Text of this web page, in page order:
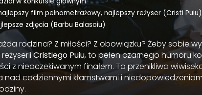
film pełnometrażowy, najlepszy reżyser (Cristi Puiu)
zdjęcia (Barbu Balasoiu)
rodzina? Z miłości? Z obowiązku? Żeby sobie
Cristiego Puiu, to pełen czarnego humoru
z nieoczekiwanym finałem. To przenikliwa
nad codziennymi kłamstwami i